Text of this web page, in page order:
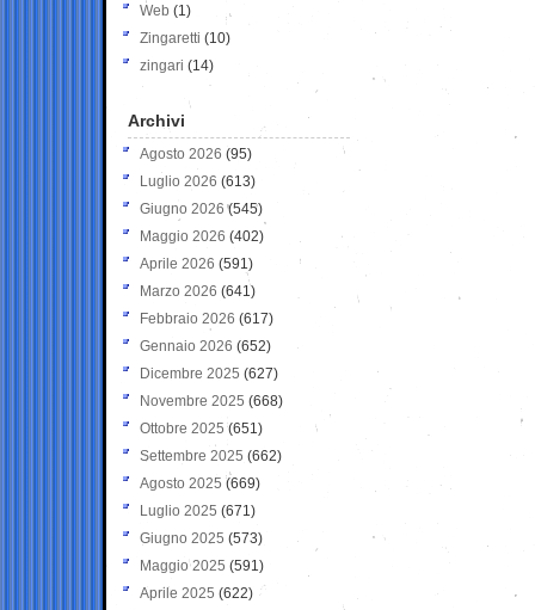
Web (1)
Zingaretti (10)
zingari (14)
Archivi
Agosto 2026 (95)
Luglio 2026 (613)
Giugno 2026 (545)
Maggio 2026 (402)
Aprile 2026 (591)
Marzo 2026 (641)
Febbraio 2026 (617)
Gennaio 2026 (652)
Dicembre 2025 (627)
Novembre 2025 (668)
Ottobre 2025 (651)
Settembre 2025 (662)
Agosto 2025 (669)
Luglio 2025 (671)
Giugno 2025 (573)
Maggio 2025 (591)
Aprile 2025 (622)